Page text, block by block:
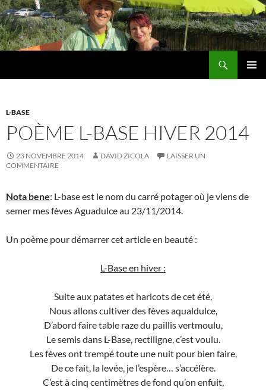
Aller
au
contenu
L-BASE
POÈME L-BASE HIVER 2014
23 NOVEMBRE 2014 DAVID ZICOLA
LAISSER UN
COMMENTAIRE
Nota bene: L-base est le nom du carré potager où je viens de
semer mes fèves Aguadulce au 23/11/2014.
Un poème pour démarrer cet article en beauté :
L-Base en hiver :
Suite aux patates et haricots de cet été,
Nous allons cultiver des fèves aqualdulce,
D’abord faire table raze du paillis vertmoulu,
Le semis dans L-Base, rectiligne, c’est voulu.
Les fèves ont trempé toute une nuit pour bien faire,
De ce fait, la levée, je l’espère… s’accélère.
C’est à cinq centimètres de fond qu’on enfuit,